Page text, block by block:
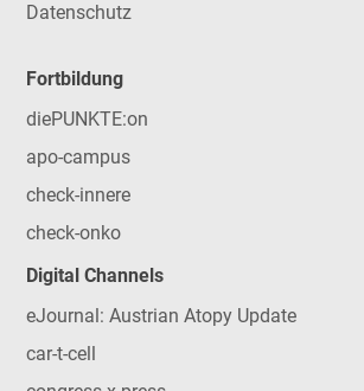
Datenschutz
Fortbildung
diePUNKTE:on
apo-campus
check-innere
check-onko
Digital Channels
eJournal: Austrian Atopy Update
car-t-cell